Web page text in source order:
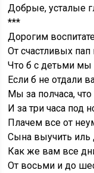
Добрые, усталые
***
Дорогим
От счастливых
Что б с детьми мы
Если б не отдали
Мы за полчаса, что
И за три часа под
Плачем все от
Сына выучить иль
Как же вам все
От восьми и до